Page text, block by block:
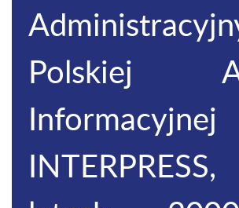
Polskiej
Informacyjnej